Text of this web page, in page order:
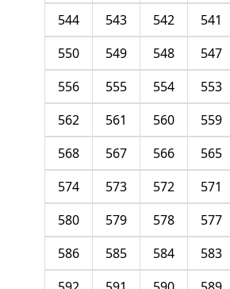
541
542
543
544
547
548
549
550
553
554
555
556
559
560
561
562
565
566
567
568
571
572
573
574
577
578
579
580
583
584
585
586